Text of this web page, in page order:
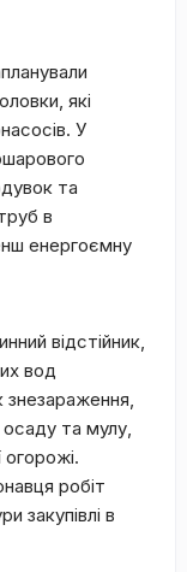
які
У
та
в
енергоємну
відстійник,
вод
осаду та мулу,
робіт
закупівлі в